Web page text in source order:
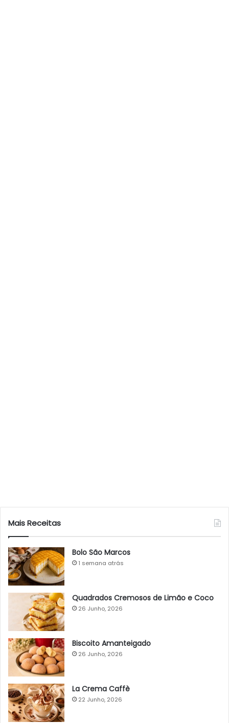
Mais Receitas
Bolo São Marcos
1 semana atrás
Quadrados Cremosos de Limão e Coco
26 Junho, 2026
Biscoito Amanteigado
26 Junho, 2026
La Crema Caffè
22 Junho, 2026